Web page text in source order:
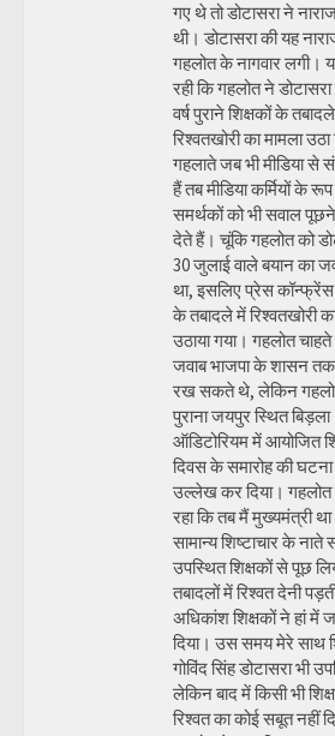
गए थे तो डोटासरा ने
थी। डोटासरा की यह
गहलोत के नागवार लगी।
रही कि गहलोत ने
वर्ष पुराने शिक्षकों के
रिश्वतखोरी का मामला उठा
गहलाते जब भी मीडिया से
हैं तब मीडिया कर्मियों के
समर्थकों को भी सवाल
देते हैं। चूंकि गहलोत को
30 जुलाई वाले बयान का
था, इसलिए प्रेस कॉन्फ्रेंस
के तबादले में रिश्वतखोरी
उठाया गया। गहलोत
जवाब भाजपा के शासन तक
रख सकते थे, लेकिन
पुराना जयपुर स्थित बिड़ला
ऑडिटोरियम में आयोजित
दिवस के समारोह की घटना
उल्लेख कर दिया। गहलोत
रहा कि तब मैं मुख्यमंत्री
सामान्य शिष्टाचार के नाते
उपस्थित शिक्षकों से पूछ
तबादलों में रिश्वत देनी
अधिकांश शिक्षकों ने हां में
दिया। उस समय मेरे साथ
गोविंद सिंह डोटासरा भी
लेकिन बाद में किसी भी
रिश्वत का कोई सबूत नहीं